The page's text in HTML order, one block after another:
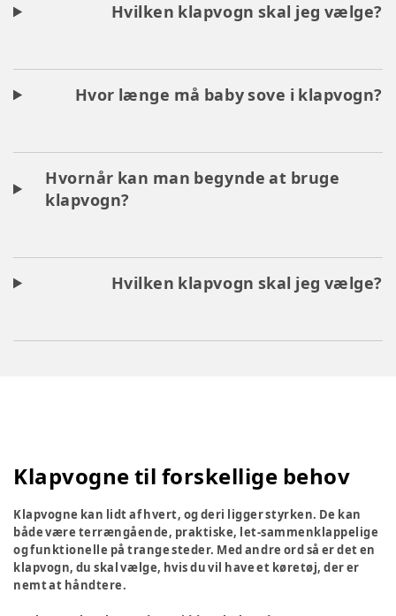
Hvilken klapvogn skal jeg vælge?
Hvor længe må baby sove i klapvogn?
Hvornår kan man begynde at bruge
klapvogn?
Hvilken klapvogn skal jeg vælge?
Klapvogne til forskellige behov
Klapvogne kan lidt af hvert, og deri ligger styrken. De kan
både være terrængående, praktiske, let-sammenklappelige
og funktionelle på trange steder. Med andre ord så er det en
klapvogn, du skal vælge, hvis du vil have et køretøj, der er
nemt at håndtere.